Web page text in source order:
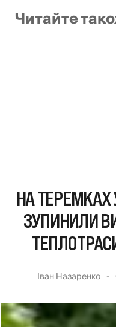
Читайте
НА ТЕРЕМКАХ
ЗУПИНИЛИ
Іван Назаренко